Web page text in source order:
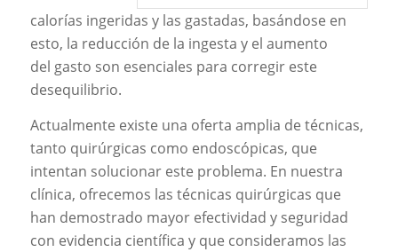
calorías ingeridas y las gastadas, basándose en
esto, la reducción de la ingesta y el aumento
del gasto son esenciales para corregir este
desequilibrio.
Actualmente existe una oferta amplia de técnicas,
tanto quirúrgicas como endoscópicas, que
intentan solucionar este problema. En nuestra
clínica, ofrecemos las técnicas quirúrgicas que
han demostrado mayor efectividad y seguridad
con evidencia científica y que consideramos las